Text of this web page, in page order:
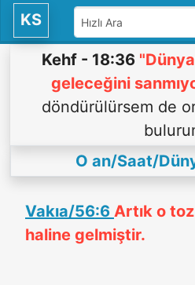
KS
Kehf - 18:36
geleceğini
döndürülürsem de
O an/Saat/
Vakıa/56:6 Artık o
haline gelmiştir.